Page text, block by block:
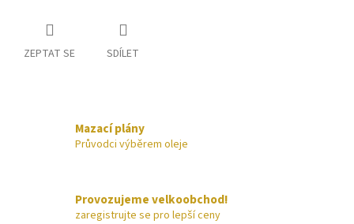
ZEPTAT SE SDÍLET
Mazací plány
Průvodci výběrem oleje
Provozujeme velkoobchod!
zaregistrujte se pro lepší ceny